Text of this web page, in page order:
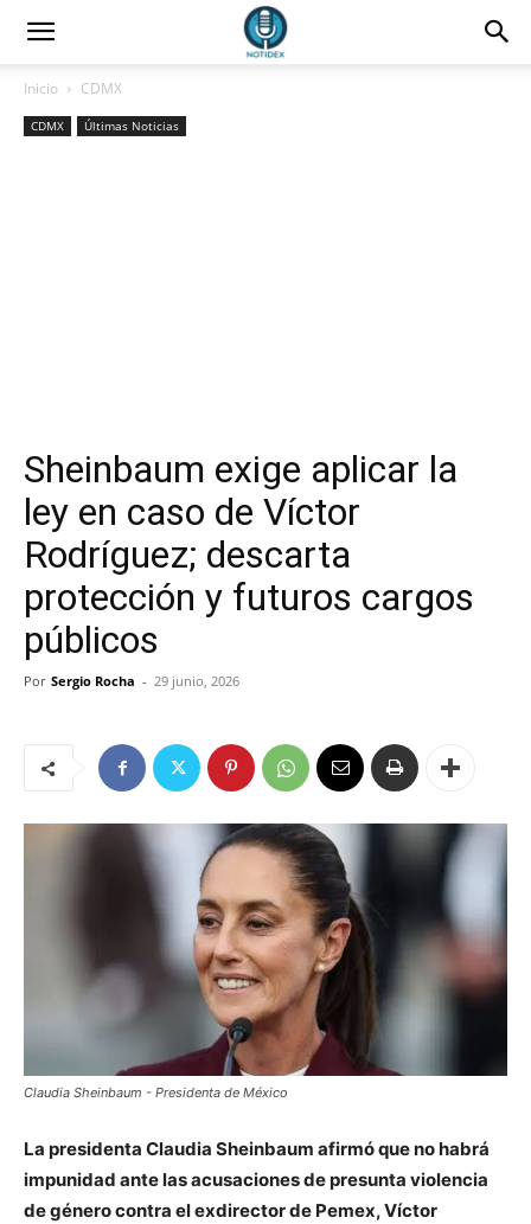
Inicio CDMX
CDMX Últimas Noticias
Sheinbaum exige aplicar la
ley en caso de Víctor
Rodríguez; descarta
protección y futuros cargos
públicos
Por Sergio Rocha - 29 junio, 2026
Claudia Sheinbaum - Presidenta de México
La presidenta Claudia Sheinbaum afirmó que no habrá
impunidad ante las acusaciones de presunta violencia
de género contra el exdirector de Pemex, Víctor